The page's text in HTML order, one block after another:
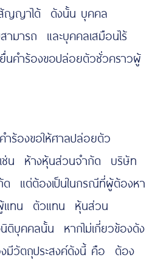
สัญญาได้ ดังนั้น บุคคล
มารถ และบุคคลเสมือนไร้
นคำร้องขอปล่อยตัวชั่วคราวผู้
ร้องขอให้ศาลปล่อยตัว
ช่น ห้างหุ้นส่วนจำกัด บริษัท
แต่ต้องเป็นในกรณีที่ผู้ต้องหา
ผู้แทน ตัวแทน หุ้นส่วน
ติบุคคลนั้น หากไม่เกี่ยวข้องดัง
วัตถุประสงค์ดังนี้ คือ ต้อง